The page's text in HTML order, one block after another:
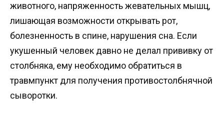
животного, напряженность жевательных мышц,
лишающая возможности открывать рот,
болезненность в спине, нарушения сна. Если
укушенный человек давно не делал прививку от
столбняка, ему необходимо обратиться в
травмпункт для получения противостолбнячной
сыворотки.